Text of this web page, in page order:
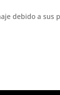
debido a sus